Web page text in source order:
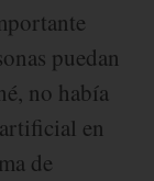
puedan
no había
en
de